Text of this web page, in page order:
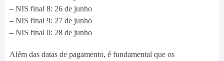
– NIS final 8: 26 de junho
– NIS final 9: 27 de junho
– NIS final 0: 28 de junho
Além das datas de pagamento, é fundamental que os